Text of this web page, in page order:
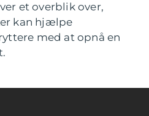
et overblik over,
kan hjælpe
med at opnå en